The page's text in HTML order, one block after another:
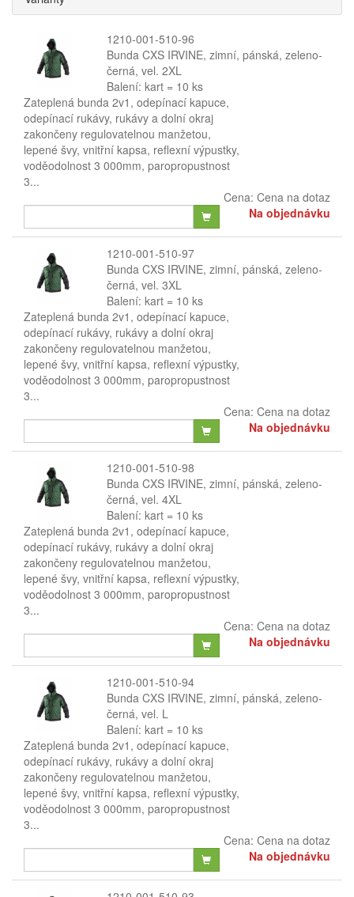
1210-001-510-96
Bunda CXS IRVINE, zimní, pánská, zeleno-
černá, vel. 2XL
Balení: kart = 10 ks
Zateplená bunda 2v1, odepínací kapuce,
odepínací rukávy, rukávy a dolní okraj
zakončeny regulovatelnou manžetou,
lepené švy, vnitřní kapsa, reflexní výpustky,
voděodolnost 3 000mm, paropropustnost
3...
Cena: Cena na dotaz
Na objednávku
1210-001-510-97
Bunda CXS IRVINE, zimní, pánská, zeleno-
černá, vel. 3XL
Balení: kart = 10 ks
Zateplená bunda 2v1, odepínací kapuce,
odepínací rukávy, rukávy a dolní okraj
zakončeny regulovatelnou manžetou,
lepené švy, vnitřní kapsa, reflexní výpustky,
voděodolnost 3 000mm, paropropustnost
3...
Cena: Cena na dotaz
Na objednávku
1210-001-510-98
Bunda CXS IRVINE, zimní, pánská, zeleno-
černá, vel. 4XL
Balení: kart = 10 ks
Zateplená bunda 2v1, odepínací kapuce,
odepínací rukávy, rukávy a dolní okraj
zakončeny regulovatelnou manžetou,
lepené švy, vnitřní kapsa, reflexní výpustky,
voděodolnost 3 000mm, paropropustnost
3...
Cena: Cena na dotaz
Na objednávku
1210-001-510-94
Bunda CXS IRVINE, zimní, pánská, zeleno-
černá, vel. L
Balení: kart = 10 ks
Zateplená bunda 2v1, odepínací kapuce,
odepínací rukávy, rukávy a dolní okraj
zakončeny regulovatelnou manžetou,
lepené švy, vnitřní kapsa, reflexní výpustky,
voděodolnost 3 000mm, paropropustnost
3...
Cena: Cena na dotaz
Na objednávku